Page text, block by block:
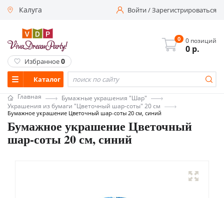
Калуга Войти/Зарегистрироваться
Каталог
0 0 позиций
0 р.
Избранное0
Главная
Бумажные украшения "Шар"
Украшения из бумаги "Цветочный шар-соты" 20 см
Бумажное украшение Цветочный шар-соты 20 см, синий
Бумажное украшение Цветочный
шар-соты 20 см, синий